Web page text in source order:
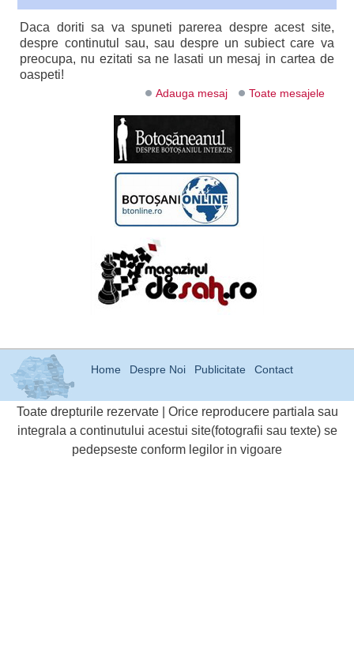
Daca doriti sa va spuneti parerea despre acest site,
despre continutul sau, sau despre un subiect care va
preocupa, nu ezitati sa ne lasati un mesaj in cartea de
oaspeti!
Adauga mesaj Toate mesajele
Home Despre Noi Publicitate Contact
Toate drepturile rezervate | Orice reproducere partiala sau
integrala a continutului acestui site(fotografii sau texte) se
pedepseste conform legilor in vigoare